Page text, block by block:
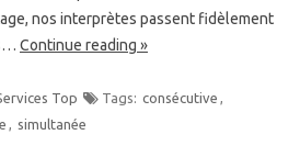
nos interprètes passent fidèlement
Continue reading »
Top Tags: consécutive ,
, simultanée